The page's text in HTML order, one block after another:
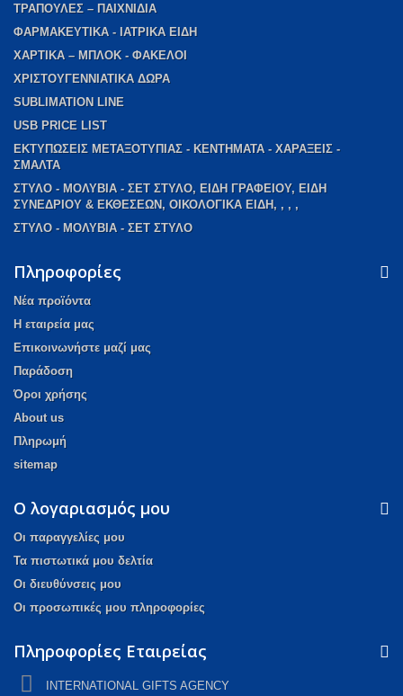
ΤΡΑΠΟΥΛΕΣ – ΠΑΙΧΝΙΔΙΑ
ΦΑΡΜΑΚΕΥΤΙΚΑ - ΙΑΤΡΙΚΑ ΕΙΔΗ
ΧΑΡΤΙΚΑ – ΜΠΛΟΚ - ΦΑΚΕΛΟΙ
ΧΡΙΣΤΟΥΓΕΝΝΙΑΤΙΚΑ ΔΩΡΑ
SUBLIMATION LINE
USB PRICE LIST
ΕΚΤΥΠΩΣΕΙΣ ΜΕΤΑΞΟΤΥΠΙΑΣ - ΚΕΝΤΗΜΑΤΑ - ΧΑΡΑΞΕΙΣ -
ΣΜΑΛΤΑ
ΣΤΥΛΟ - ΜΟΛΥΒΙΑ - ΣΕΤ ΣΤΥΛΟ, ΕΙΔΗ ΓΡΑΦΕΙΟΥ, ΕΙΔΗ
ΣΥΝΕΔΡΙΟΥ & ΕΚΘΕΣΕΩΝ, ΟΙΚΟΛΟΓΙΚΑ ΕΙΔΗ, , , ,
ΣΤΥΛΟ - ΜΟΛΥΒΙΑ - ΣΕΤ ΣΤΥΛΟ
Πληροφορίες
Νέα προϊόντα
Η εταιρεία μας
Επικοινωνήστε μαζί μας
Παράδοση
Όροι χρήσης
About us
Πληρωμή
sitemap
Ο λογαριασμός μου
Οι παραγγελίες μου
Τα πιστωτικά μου δελτία
Οι διευθύνσεις μου
Οι προσωπικές μου πληροφορίες
Πληροφορίες Εταιρείας
ΙNTERNATIONAL GIFTS AGENCY